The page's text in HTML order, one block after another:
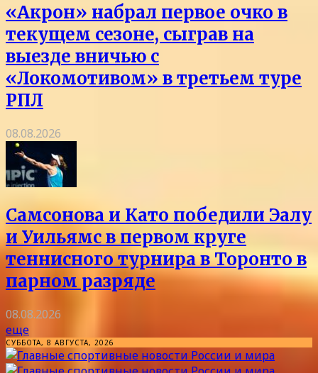
«Акрон» набрал первое очко в
текущем сезоне, сыграв на
выезде вничью с
«Локомотивом» в третьем туре
РПЛ
08.08.2026
Самсонова и Като победили Эалу
и Уильямс в первом круге
теннисного турнира в Торонто в
парном разряде
08.08.2026
еще
СУББОТА, 8 АВГУСТА, 2026